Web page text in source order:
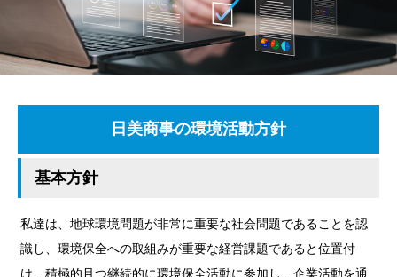
日美商事の環境活動方針
基本方針
私達は、地球環境問題が非常に重要な社会問題であることを認
識し、環境保全への取組みが重要な経営課題であると位置付
け、積極的且つ継続的に環境保全活動に参加し、企業活動を通